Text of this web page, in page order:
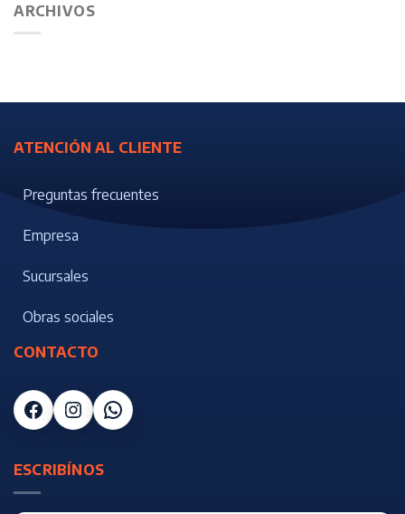
ARCHIVOS
ATENCIÓN AL CLIENTE
Preguntas frecuentes
Empresa
Sucursales
Obras sociales
CONTACTO
Facebook
Instagram
WhatsApp
ESCRIBÍNOS